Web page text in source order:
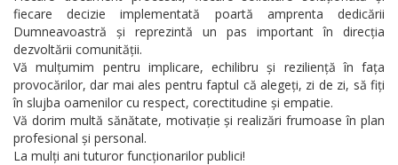
fiecare decizie implementată poartă amprenta dedicării
Dumneavoastră și reprezintă un pas important în direcția
dezvoltării comunității.
Vă mulțumim pentru implicare, echilibru și reziliență în fața
provocărilor, dar mai ales pentru faptul că alegeți, zi de zi, să fiți
în slujba oamenilor cu respect, corectitudine și empatie.
Vă dorim multă sănătate, motivație și realizări frumoase în plan
profesional și personal.
La mulți ani tuturor funcționarilor publici!